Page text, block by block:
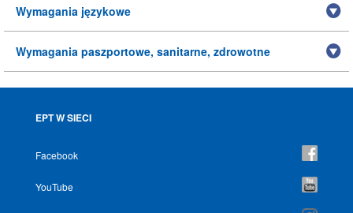
Wymagania językowe
Wymagania paszportowe, sanitarne, zdrowotne
EPT W SIECI
Facebook
YouTube